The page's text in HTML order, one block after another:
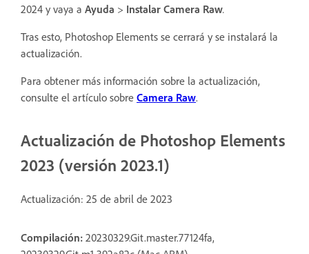
2024 y vaya a Ayuda > Instalar Camera Raw.
Tras esto, Photoshop Elements se cerrará y se instalará la
actualización.
Para obtener más información sobre la actualización,
consulte el artículo sobre Camera Raw.
Actualización de Photoshop Elements
2023 (versión 2023.1)
Actualización: 25 de abril de 2023
Compilación: 20230329.Git.master.77124fa,